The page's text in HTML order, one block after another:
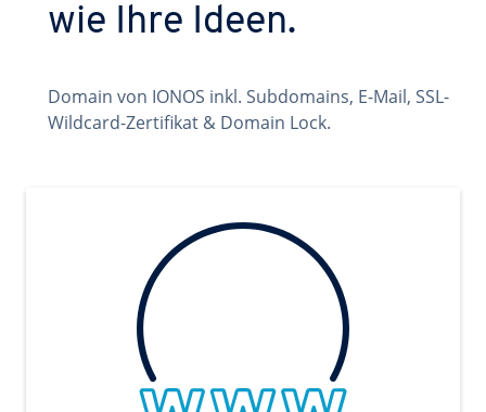
wie Ihre Ideen.
Domain von IONOS inkl. Subdomains, E-Mail, SSL-
Wildcard-Zertifikat & Domain Lock.